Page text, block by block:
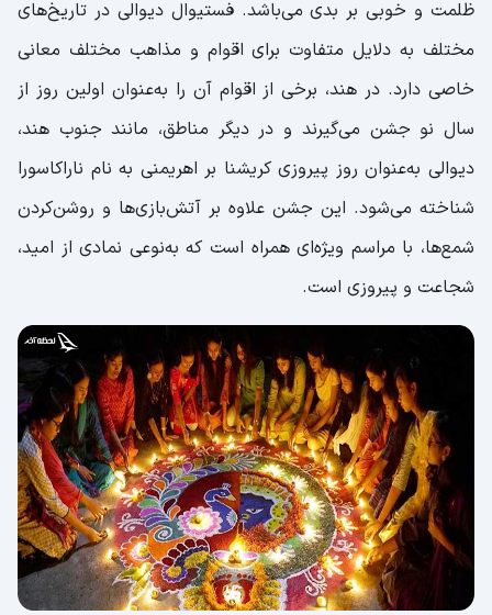
ظلمت و خوبی بر بدی می‌باشد. فستیوال دیوالی در تاریخ‌های
مختلف به دلایل متفاوت برای اقوام و مذاهب مختلف معانی
خاصی دارد. در هند، برخی از اقوام آن را به‌عنوان اولین روز از
سال نو جشن می‌گیرند و در دیگر مناطق، مانند جنوب هند،
دیوالی به‌عنوان روز پیروزی کریشنا بر اهریمنی به نام ناراکاسورا
شناخته می‌شود. این جشن علاوه بر آتش‌بازی‌ها و روشن‌کردن
شمع‌ها، با مراسم ویژه‌ای همراه است که به‌نوعی نمادی از امید،
شجاعت و پیروزی است.